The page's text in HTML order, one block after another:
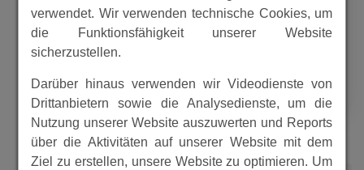
nach der Gebietreform 1974
MEHR
verwendet. Wir verwenden technische Cookies, um
die Funktionsfähigkeit unserer Website
sicherzustellen.
Darüber hinaus verwenden wir Videodienste von
Drittanbietern sowie die Analysedienste, um die
Nutzung unserer Website auszuwerten und Reports
über die Aktivitäten auf unserer Website mit dem
Ziel zu erstellen, unsere Website zu optimieren. Um